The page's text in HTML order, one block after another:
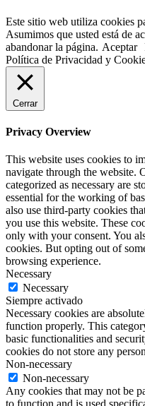
Este sitio web utiliza cookies
Asumimos que usted está de
abandonar la página. Aceptar
Política de Privacidad y
Cerrar
Privacy Overview
This website uses cookies to
navigate through the website.
categorized as necessary are
essential for the working of
also use third-party cookies
you use this website. These
only with your consent. You
cookies. But opting out of
browsing experience.
Necessary
Necessary
Siempre activado
Necessary cookies are
function properly. This
basic functionalities and
cookies do not store any
Non-necessary
Non-necessary
Any cookies that may not be